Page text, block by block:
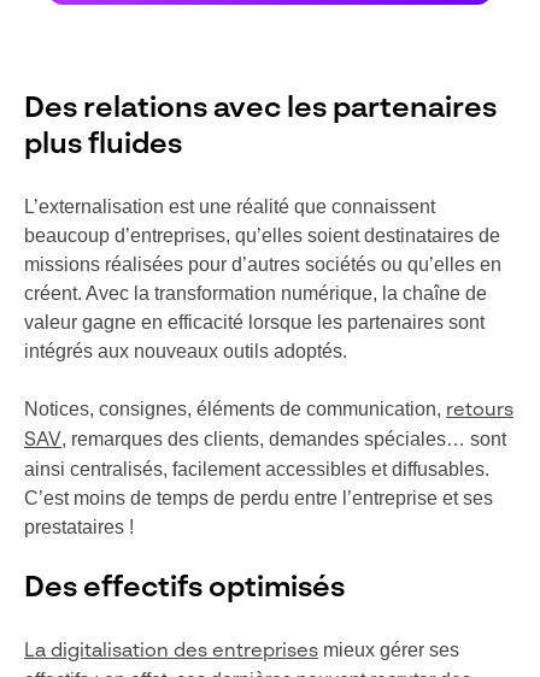
Des relations avec les partenaires
plus fluides
L’externalisation est une réalité que connaissent
beaucoup d’entreprises, qu’elles soient destinataires de
missions réalisées pour d’autres sociétés ou qu’elles en
créent. Avec la transformation numérique, la chaîne de
valeur gagne en efficacité lorsque les partenaires sont
intégrés aux nouveaux outils adoptés.
Notices, consignes, éléments de communication, retours
SAV, remarques des clients, demandes spéciales… sont
ainsi centralisés, facilement accessibles et diffusables.
C’est moins de temps de perdu entre l’entreprise et ses
prestataires !
Des effectifs optimisés
La digitalisation des entreprises mieux gérer ses